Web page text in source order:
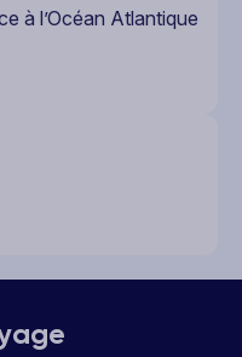
à l’Océan Atlantique